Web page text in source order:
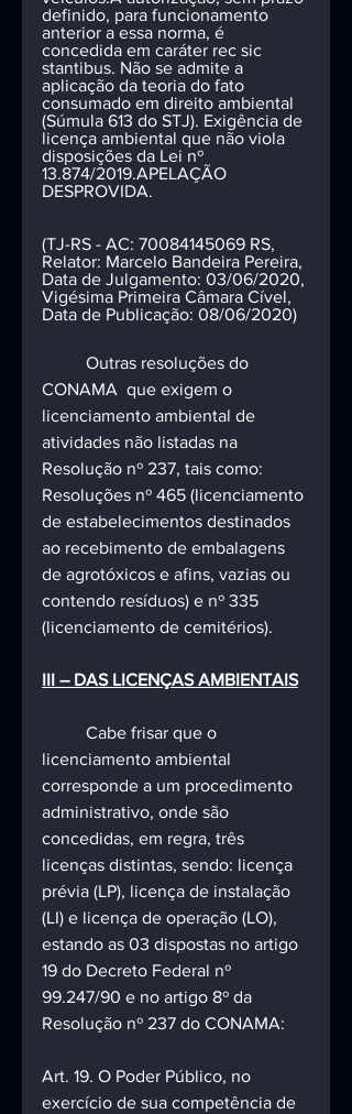
definido, para funcionamento
anterior a essa norma, é
concedida em caráter rec sic
stantibus. Não se admite a
aplicação da teoria do fato
consumado em direito ambiental
(Súmula 613 do STJ). Exigência de
licença ambiental que não viola
disposições da Lei nº
13.874/2019.APELAÇÃO
DESPROVIDA.
(TJ-RS - AC: 70084145069 RS,
Relator: Marcelo Bandeira Pereira,
Data de Julgamento: 03/06/2020,
Vigésima Primeira Câmara Cível,
Data de Publicação: 08/06/2020)
CONAMA  que exigem o
licenciamento ambiental de
atividades não listadas na
Resolução nº 237, tais como:
Resoluções nº 465 (licenciamento
de estabelecimentos destinados
ao recebimento de embalagens
de agrotóxicos e afins, vazias ou
contendo resíduos) e nº 335
(licenciamento de cemitérios).
III – DAS LICENÇAS AMBIENTAIS
Cabe frisar que o
licenciamento ambiental
corresponde a um procedimento
administrativo, onde são
concedidas, em regra, três
licenças distintas, sendo: licença
prévia (LP), licença de instalação
(LI) e licença de operação (LO),
estando as 03 dispostas no artigo
19 do Decreto Federal nº
99.247/90 e no artigo 8º da
Resolução nº 237 do CONAMA:
Art. 19. O Poder Público, no
exercício de sua competência de